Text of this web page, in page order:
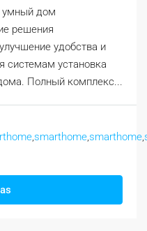
умный дом
решения
удобства и
системам установка
Полный комплекс...
smarthome smarthome